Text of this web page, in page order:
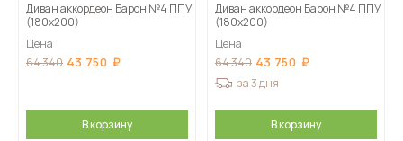
Диван аккордеон Барон №4 ППУ
(180х200)
Цена
64 340 43 750
В корзину
Диван аккордеон Барон №4 ППУ
(180х200)
Цена
64 340 43 750
за 3 дня
В корзину